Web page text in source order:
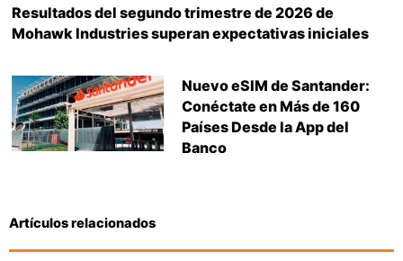
Resultados del segundo trimestre de 2026 de
Mohawk Industries superan expectativas iniciales
Nuevo eSIM de Santander:
Conéctate en Más de 160
Países Desde la App del
Banco
Artículos relacionados